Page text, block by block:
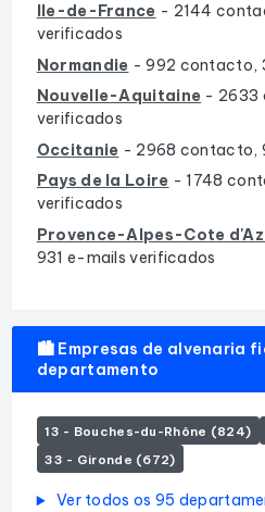
Ile-de-France - 2144
verificados
Normandie - 992 contacto,
Nouvelle-Aquitaine - 2633
verificados
Occitanie - 2968 contacto,
Pays de la Loire - 1748
verificados
Provence-Alpes-Cote
931 e-mails verificados
🏙️ Empresas de alvenaria
departamento
13 - Bouches-du-Rhône (824)
33 - Gironde (672)
Ver todos os 95